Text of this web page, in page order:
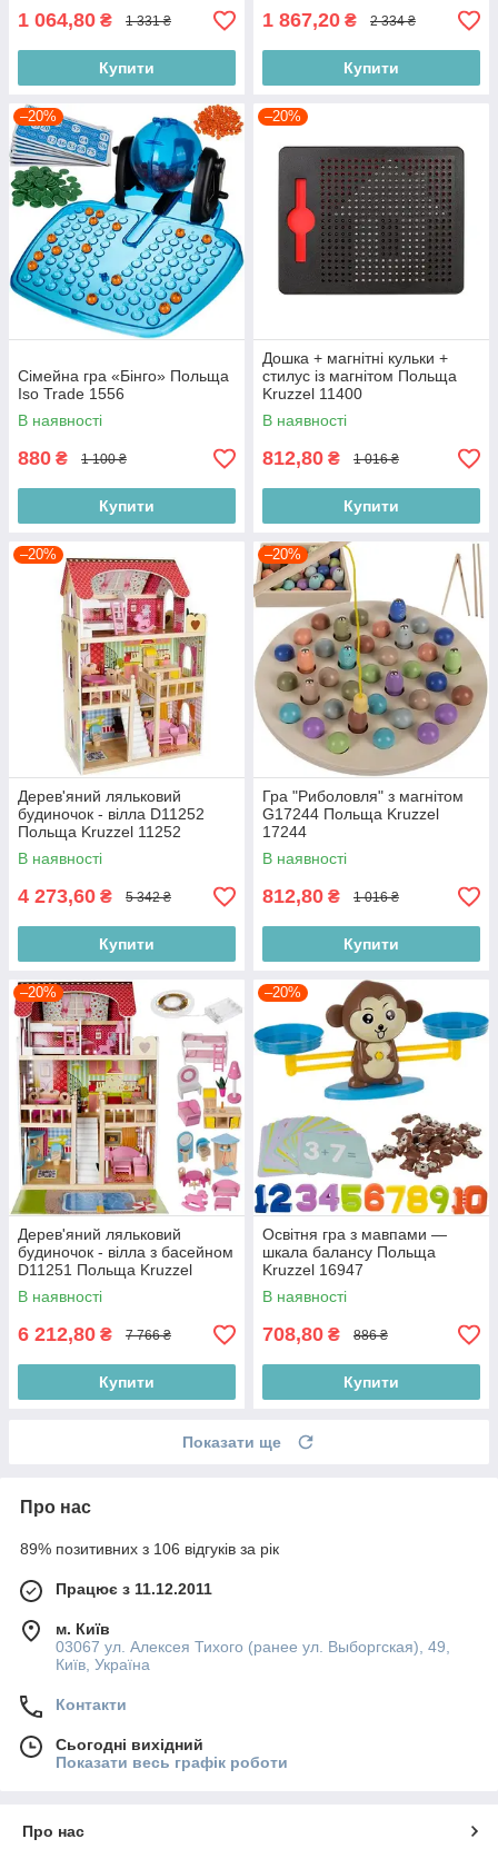
1 064,80 ₴ 1 331 ₴
Купити
1 867,20 ₴ 2 334 ₴
Купити
–20%
Сімейна гра «Бінго» Польща
Iso Trade 1556
В наявності
880 ₴ 1 100 ₴
Купити
–20%
Дошка + магнітні кульки +
стилус із магнітом Польща
Kruzzel 11400
В наявності
812,80 ₴ 1 016 ₴
Купити
–20%
Дерев'яний ляльковий
будиночок - вілла D11252
Польща Kruzzel 11252
В наявності
4 273,60 ₴ 5 342 ₴
Купити
–20%
Гра "Риболовля" з магнітом
G17244 Польща Kruzzel
17244
В наявності
812,80 ₴ 1 016 ₴
Купити
–20%
Дерев'яний ляльковий
будиночок - вілла з басейном
D11251 Польща Kruzzel
11251
В наявності
6 212,80 ₴ 7 766 ₴
Купити
–20%
Освітня гра з мавпами —
шкала балансу Польща
Kruzzel 16947
В наявності
708,80 ₴ 886 ₴
Купити
Показати ще
Про нас
89% позитивних з 106 відгуків за рік
Працює з 11.12.2011
м. Київ
03067 ул. Алексея Тихого (ранее ул. Выборгская), 49,
Київ, Україна
Контакти
Сьогодні вихідний
Показати весь графік роботи
Про нас